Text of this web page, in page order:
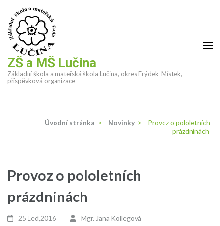
Přeskočit
obsah
(stiskněte
Enter)
ZŠ a MŠ Lučina
Základní škola a mateřská škola Lučina, okres Frýdek-Místek,
příspěvková organizace
Úvodní stránka > Novinky >
Provoz o pololetních
prázdninách
Provoz o pololetních
prázdninách
25 Led,2016 Mgr. Jana Kollegová